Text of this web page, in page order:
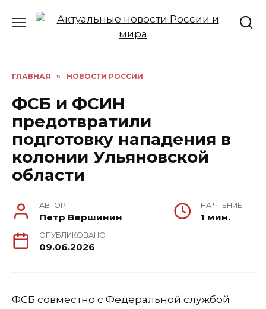
ГЛАВНАЯ » НОВОСТИ РОССИИ
ФСБ и ФСИН
предотвратили
подготовку нападения в
колонии Ульяновской
области
АВТОР
Петр Вершинин
НА ЧТЕНИЕ
1 мин.
ОПУБЛИКОВАНО
09.06.2026
ФСБ совместно с Федеральной службой